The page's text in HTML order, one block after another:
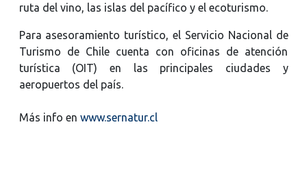
ruta del vino, las islas del pacífico y el ecoturismo.
Para asesoramiento turístico, el Servicio Nacional de
Turismo de Chile cuenta con oficinas de atención
turística (OIT) en las principales ciudades y
aeropuertos del país.
Más info en www.sernatur.cl